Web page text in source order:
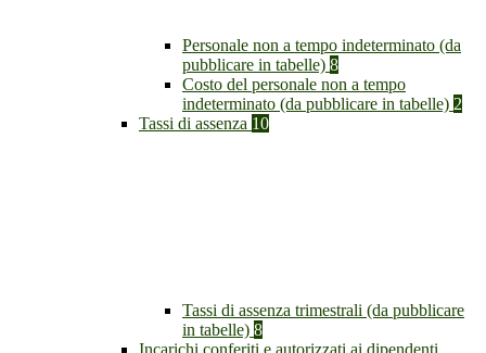
Personale non a tempo indeterminato (da
pubblicare in tabelle) 8
Costo del personale non a tempo
indeterminato (da pubblicare in tabelle) 2
Tassi di assenza 10
Tassi di assenza trimestrali (da pubblicare
in tabelle) 8